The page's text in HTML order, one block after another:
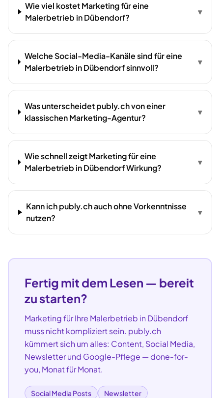
Wie viel kostet Marketing für eine
Malerbetrieb in Dübendorf?
▾
Welche Social-Media-Kanäle sind für eine
Malerbetrieb in Dübendorf sinnvoll?
▾
Was unterscheidet publy.ch von einer
klassischen Marketing-Agentur?
▾
Wie schnell zeigt Marketing für eine
Malerbetrieb in Dübendorf Wirkung?
▾
Kann ich publy.ch auch ohne Vorkenntnisse
nutzen?
▾
Fertig mit dem Lesen — bereit
zu starten?
Marketing für Ihre Malerbetrieb inDübendorf
muss nicht kompliziert sein. publy.ch
kümmert sich um alles: Content, Social Media,
Newsletter und Google-Pflege — done-for-
you, Monat für Monat.
Social Media Posts
Newsletter